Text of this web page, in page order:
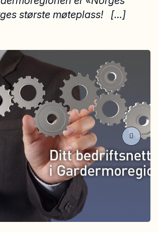
største møteplass! […]